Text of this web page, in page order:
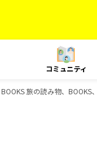
コミュニティ
旅の読み物、BOOKS